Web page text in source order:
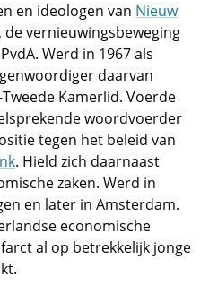
en ideologen van Nieuw
, de vernieuwingsbeweging
Werd in 1967 als
daarvan
Tweede Kamerlid. Voerde
woordvoerder
tegen het beleid van
. Hield zich daarnaast
zaken. Werd in
en later in Amsterdam.
economische
al op betrekkelijk jonge